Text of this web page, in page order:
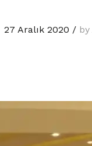
27 Aralık 2020 /by